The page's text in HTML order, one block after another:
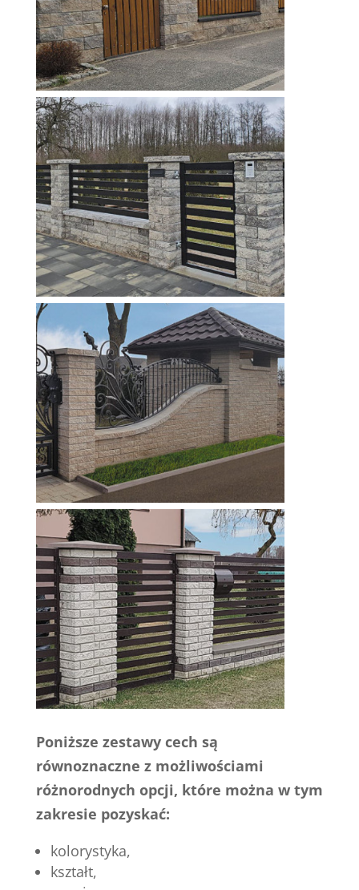
Poniższe zestawy cech są
równoznaczne z możliwościami
różnorodnych opcji, które można w tym
zakresie pozyskać:
kolorystyka,
kształt,